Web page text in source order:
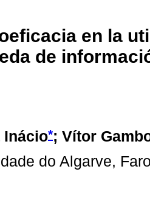
en la
de
Inácio*; Vítor
do Algarve,